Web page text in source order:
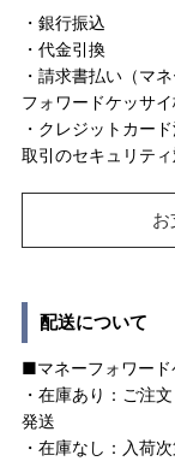
・銀行振込
・代金引換
・請求書払い（マ
フォワードケッサ
・クレジットカー
取引のセキュリテ
お
配送について
■マネーフォワード
・在庫あり：ご注
発送
・在庫なし：入荷